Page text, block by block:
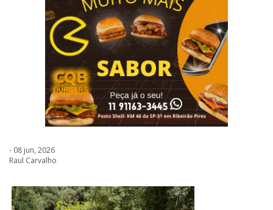
- 08 jun, 2026
Raul Carvalho